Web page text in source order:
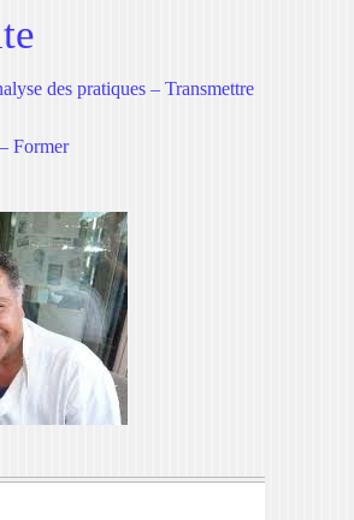
des pratiques – Transmettre
Former